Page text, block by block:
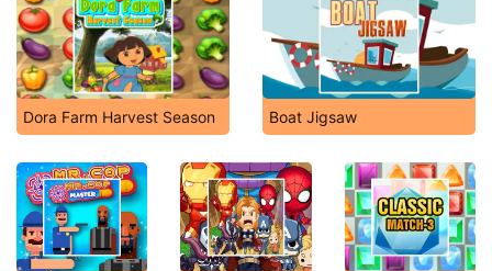
Dora Farm Harvest Season Boat Jigsaw